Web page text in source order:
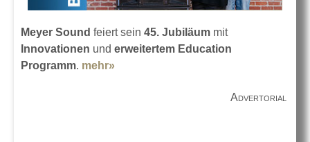
Meyer Sound feiert sein 45. Jubiläum mit
Innovationen und erweitertem Education
Programm. mehr»
Advertorial